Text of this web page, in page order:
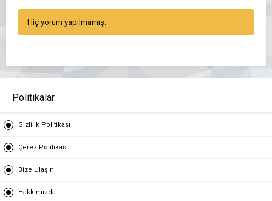
Hiç yorum yapılmamış.
Politikalar
Gizlilik Politikası
Çerez Politikası
Bize Ulaşın
Hakkımızda